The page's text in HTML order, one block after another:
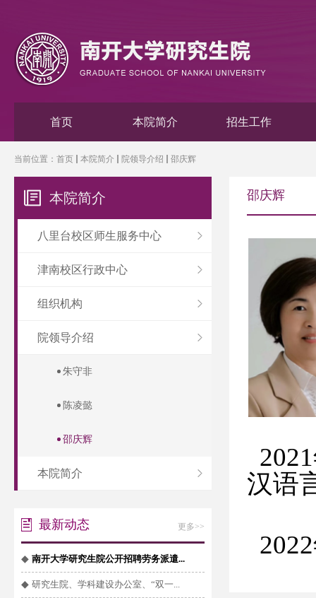
首页 本院简介 招生工作
当前位置： 首页 本院简介 院领导介绍 邵庆辉
本院简介
八里台校区师生服务中心
津南校区行政中心
组织机构
院领导介绍
朱守非
陈凌懿
邵庆辉
本院简介
最新动态 更多>>
◆ 南开大学研究生院公开招聘劳务派遣...
◆ 研究生院、学科建设办公室、“双一...
邵庆辉
汉语